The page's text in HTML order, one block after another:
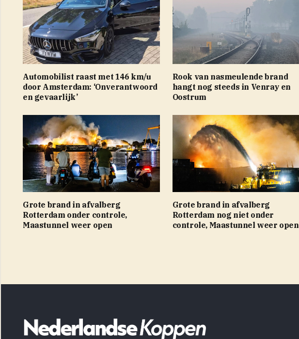
Automobilist raast met 146 km/u
door Amsterdam: ‘Onverantwoord
en gevaarlijk’
Rook van nasmeulende brand
hangt nog steeds in Venray en
Oostrum
Grote brand in afvalberg
Rotterdam onder controle,
Maastunnel weer open
Grote brand in afvalberg
Rotterdam nog niet onder
controle, Maastunnel weer open